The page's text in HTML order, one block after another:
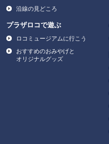
沿線の見どころ
プラザロコで遊ぶ
ロコミュージアムに行こう
おすすめのおみやげと
オリジナルグッズ